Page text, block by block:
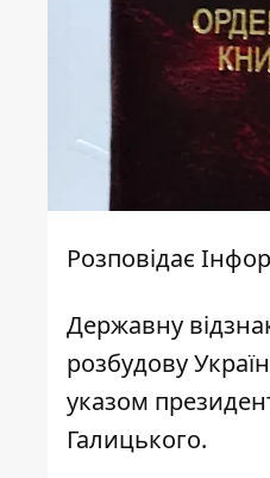
Розповідає
Державну
розбудову
указом
Галицького.